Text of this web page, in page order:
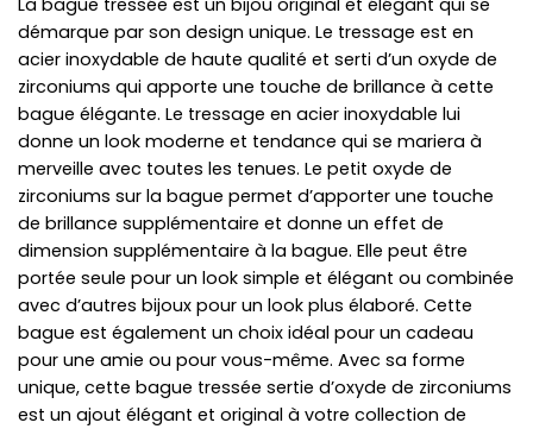
La bague tressée est un bijou original et élégant qui se
démarque par son design unique. Le tressage est en
acier inoxydable de haute qualité et serti d’un oxyde de
zirconiums qui apporte une touche de brillance à cette
bague élégante. Le tressage en acier inoxydable lui
donne un look moderne et tendance qui se mariera à
merveille avec toutes les tenues. Le petit oxyde de
zirconiums sur la bague permet d’apporter une touche
de brillance supplémentaire et donne un effet de
dimension supplémentaire à la bague. Elle peut être
portée seule pour un look simple et élégant ou combinée
avec d’autres bijoux pour un look plus élaboré. Cette
bague est également un choix idéal pour un cadeau
pour une amie ou pour vous-même. Avec sa forme
unique, cette bague tressée sertie d’oxyde de zirconiums
est un ajout élégant et original à votre collection de